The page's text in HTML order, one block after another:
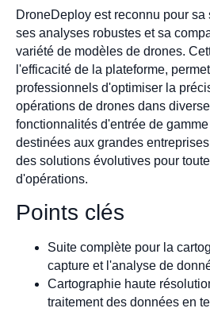
DroneDeploy est reconnu pour
ses analyses robustes et sa
variété de modèles de drones.
l'efficacité de la plateforme,
professionnels d'optimiser la
opérations de drones dans
fonctionnalités d'entrée de
destinées aux grandes
des solutions évolutives pour
d'opérations.
Points clés
Suite complète pour la
capture et l'analyse de
Cartographie haute
traitement des données en